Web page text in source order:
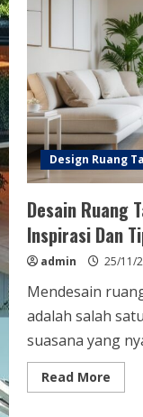
dan
Design Ruang
Desain Ruang
Inspirasi Dan
admin 25/11/
Mendesain
adalah salah
suasana yang
Read More
more